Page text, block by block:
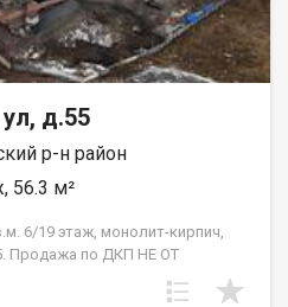
д.55
р-н район
56.3 м²
6/19 этаж, монолит-кирпич,
Продажа по ДКП НЕ ОТ